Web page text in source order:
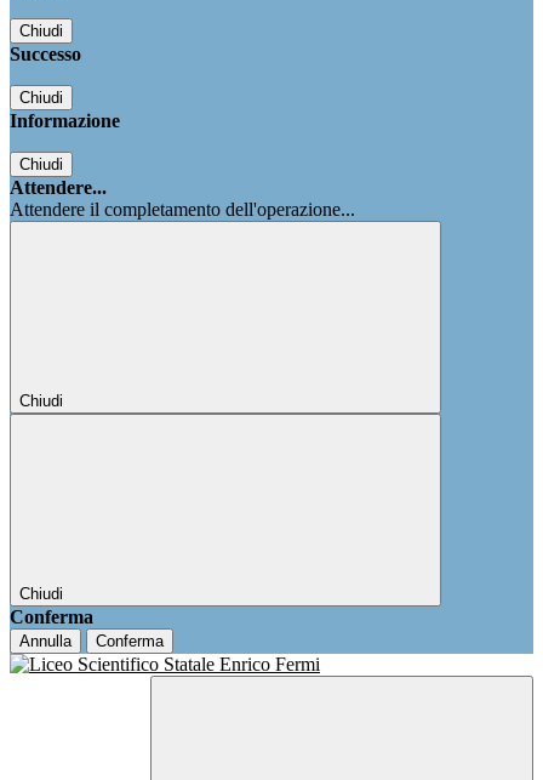
Chiudi
Successo
Chiudi
Informazione
Chiudi
Attendere...
Attendere il completamento dell'operazione...
Chiudi
Chiudi
Conferma
Annulla Conferma